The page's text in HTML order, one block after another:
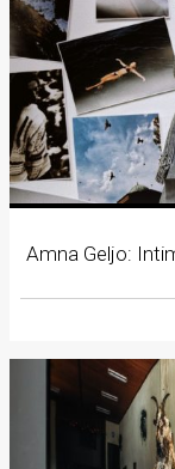
Amna Geljo: